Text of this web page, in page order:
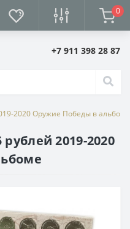
0
+7 911 398 28 87
2020 Оружие Победы в альбоме
2019-2020